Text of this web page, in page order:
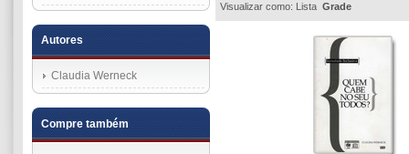
Visualizar como: Lista Grade
Autores
Claudia Werneck
Compre também